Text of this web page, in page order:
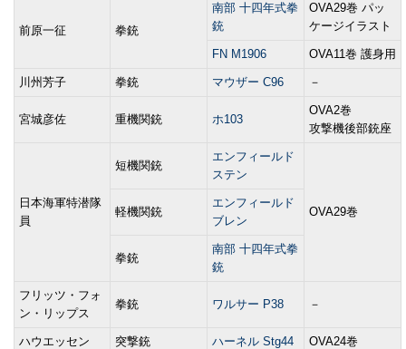
前原一征 拳銃
南部 十四年式拳
銃
OVA29巻 パッ
ケージイラスト
FN M1906 OVA11巻 護身用
川州芳子 拳銃 マウザー C96 －
宮城彦佐 重機関銃 ホ103
OVA2巻
攻撃機後部銃座
日本海軍特潜隊
員
短機関銃
エンフィールド
ステン
OVA29巻
軽機関銃
エンフィールド
ブレン
拳銃
南部 十四年式拳
銃
フリッツ・フォ
ン・リップス
拳銃 ワルサー P38 －
ハウエッセン 突撃銃 ハーネル Stg44 OVA24巻